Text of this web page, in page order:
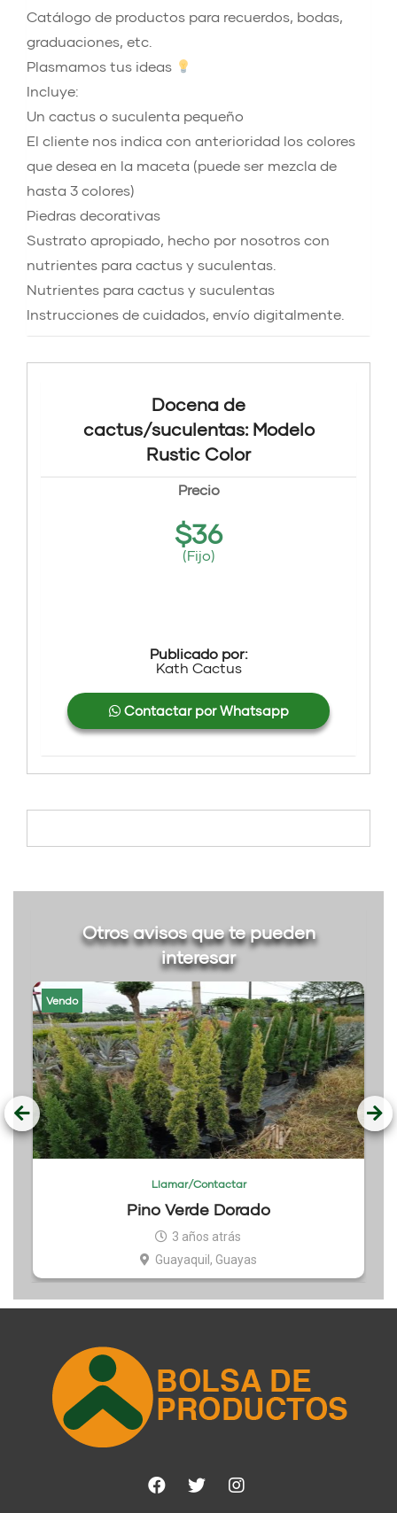
Catálogo de productos para recuerdos, bodas,
graduaciones, etc.
Plasmamos tus ideas
Incluye:
Un cactus o suculenta pequeño
El cliente nos indica con anterioridad los colores
que desea en la maceta (puede ser mezcla de
hasta 3 colores)
Piedras decorativas
Sustrato apropiado, hecho por nosotros con
nutrientes para cactus y suculentas.
Nutrientes para cactus y suculentas
Instrucciones de cuidados, envío digitalmente.
Docena de
cactus/suculentas: Modelo
Rustic Color
Precio
$36
(Fijo)
Publicado por:
Kath Cactus
Contactar por Whatsapp
Otros avisos que te pueden
interesar
Vendo
Llamar/Contactar
Pino Verde Dorado
3 años atrás
Guayaquil, Guayas